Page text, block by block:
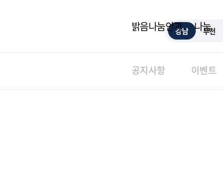
강남 부천
밝음나눔안과 나눔
공지사항 이벤트